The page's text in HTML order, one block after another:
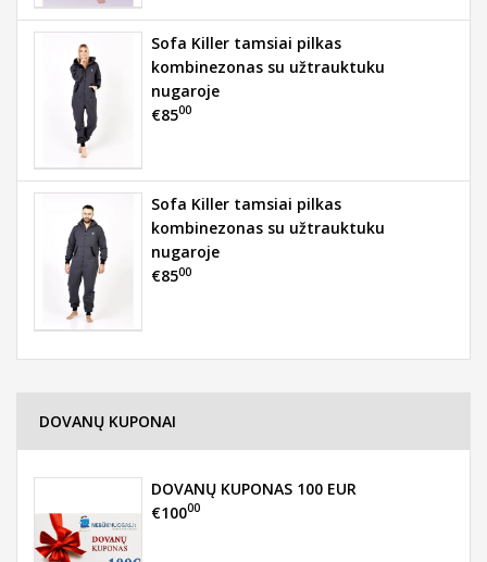
Sofa Killer tamsiai pilkas
kombinezonas su užtrauktuku
nugaroje
€8500
Sofa Killer tamsiai pilkas
kombinezonas su užtrauktuku
nugaroje
€8500
DOVANŲ KUPONAI
DOVANŲ KUPONAS 100 EUR
€10000